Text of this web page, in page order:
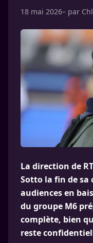
18 mai 2026– par
La direction de
Sotto la fin de sa
audiences en
du groupe M6
complète, bien
reste